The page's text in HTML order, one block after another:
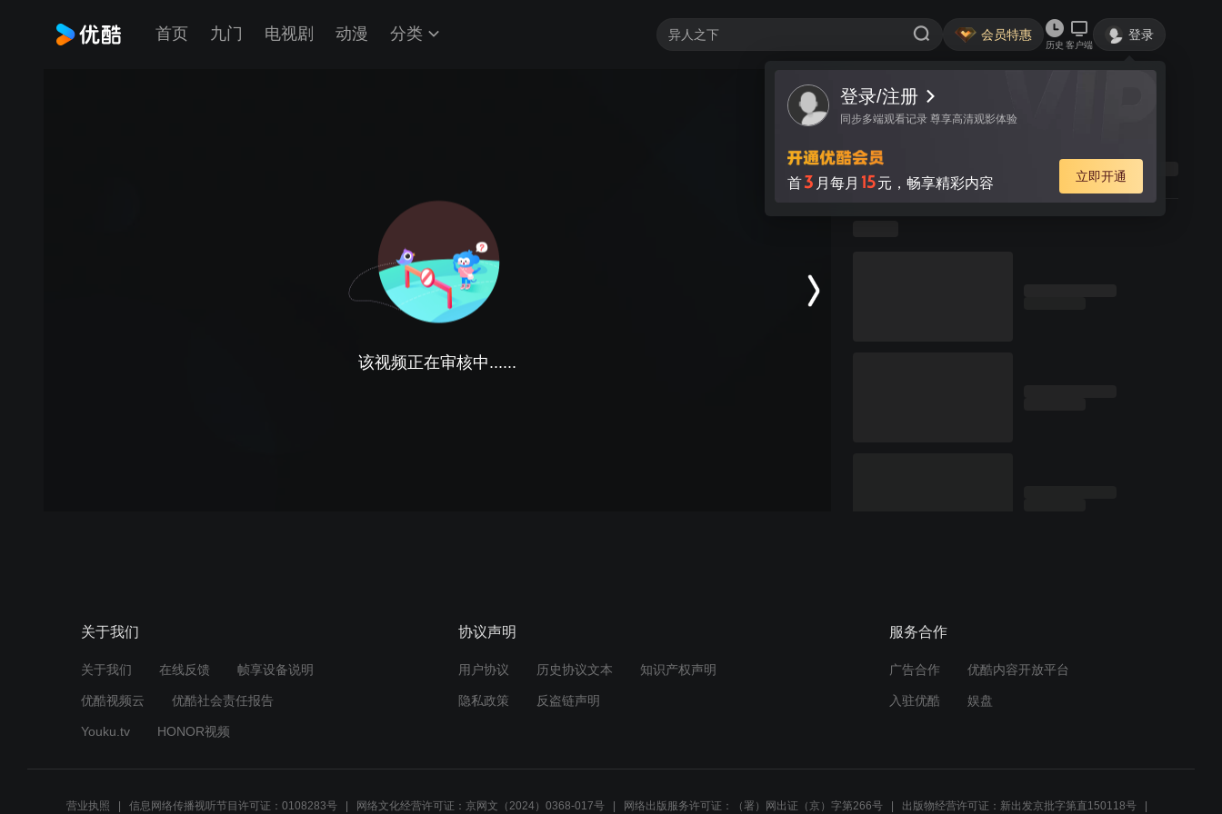
首页 九门 电视剧 动漫 分类 会员特惠
历史 客户端
登录
该视频正在审核中......
关于我们
关于我们 在线反馈 帧享设备说明
优酷视频云 优酷社会责任报告
Youku.tv HONOR视频
协议声明
用户协议 历史协议文本 知识产权声明
隐私政策 反盗链声明
服务合作
广告合作 优酷内容开放平台
入驻优酷 娱盘
营业执照 信息网络传播视听节目许可证：0108283号 网络文化经营许可证：京网文（2024）0368-017号 网络出版服务许可证：（署）网出证（京）字第266号 出版物经营许可证：新出发京批字第直150118号